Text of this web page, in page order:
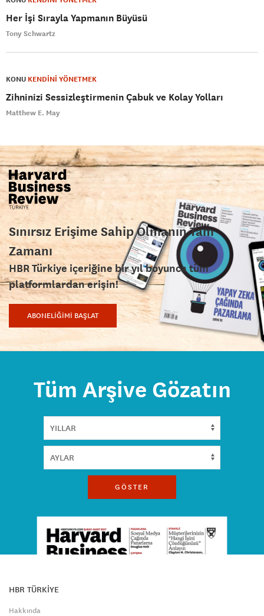
Her İşi Sırayla Yapmanın Büyüsü
Tony Schwartz
KONU KENDİNİ YÖNETMEK
Zihninizi Sessizleştirmenin Çabuk ve Kolay Yolları
Matthew E. May
Sınırsız Erişime Sahip Olmanın Tam
Zamanı
HBR Türkiye içeriğine bir yıl boyunca tüm
platformlardan erişin!
ABONELİĞİMİ BAŞLAT
Tüm Arşive Gözatın
GÖSTER
HBR TÜRKİYE
Hakkında